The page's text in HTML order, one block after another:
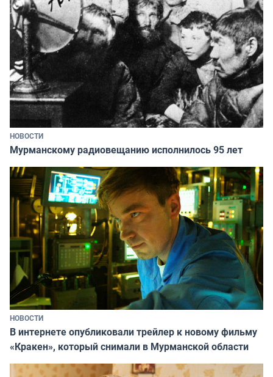
НОВОСТИ
Мурманскому радиовещанию исполнилось 95 лет
НОВОСТИ
В интернете опубликовали трейлер к новому фильму
«Кракен», который снимали в Мурманской области